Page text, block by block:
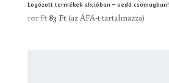
Logózott termékek akcióban – vedd csomagban!
101Ft Original
83 FtCurrent
(az ÁFA-t tartalmazza)